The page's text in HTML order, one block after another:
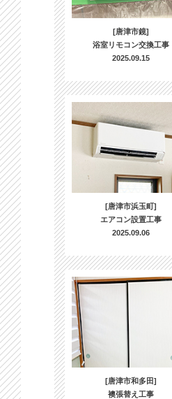
[唐津市鏡]
浴室リモコン交換工事
2025.09.15
[唐津市浜玉町]
エアコン設置工事
2025.09.06
[唐津市和多田]
襖張替え工事